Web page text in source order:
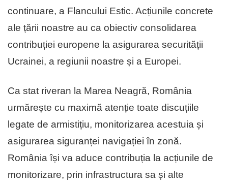
continuare, a Flancului Estic. Acțiunile concrete
ale țării noastre au ca obiectiv consolidarea
contribuției europene la asigurarea securității
Ucrainei, a regiunii noastre și a Europei.
Ca stat riveran la Marea Neagră, România
urmărește cu maximă atenție toate discuțiile
legate de armistițiu, monitorizarea acestuia și
asigurarea siguranței navigației în zonă.
România își va aduce contribuția la acțiunile de
monitorizare, prin infrastructura sa și alte